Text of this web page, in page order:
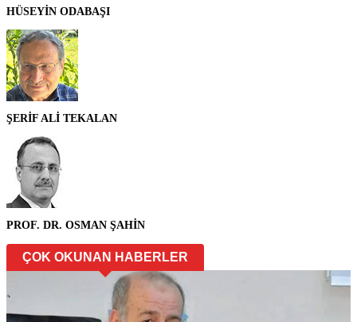
HÜSEYİN ODABAŞI
ŞERİF ALİ TEKALAN
PROF. DR. OSMAN ŞAHİN
ÇOK OKUNAN HABERLER